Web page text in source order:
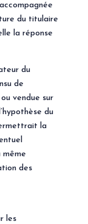
du titulaire
la réponse
du
de
vendue sur
du
la
des
les